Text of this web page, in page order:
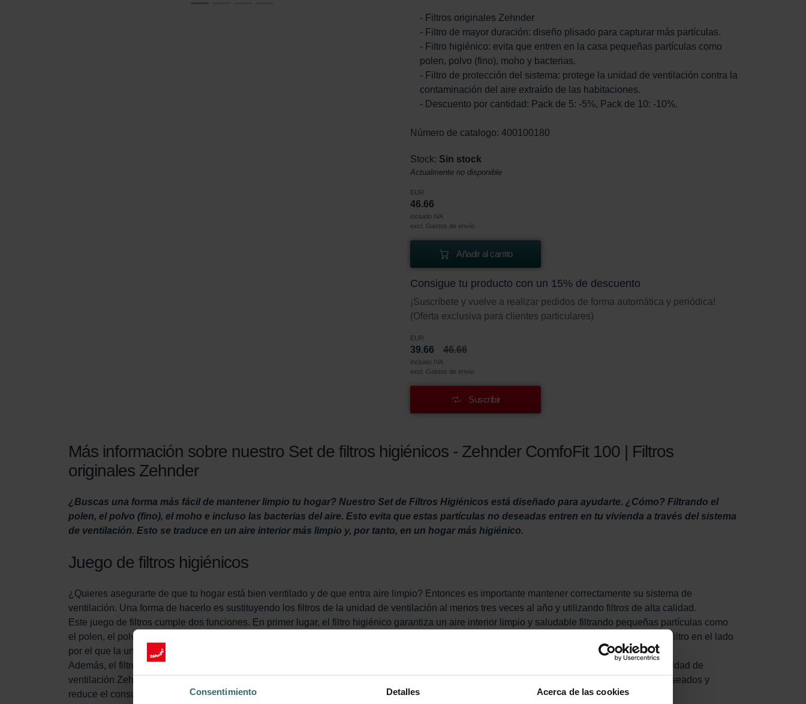
Consentimiento Detalles Acerca de las cookies
- Filtros originales Zehnder
- Filtro de mayor duración: diseño plisado para capturar más partículas.
- Filtro higiénico: evita que entren en la casa pequeñas partículas como
polen, polvo (fino), moho y bacterias.
- Filtro de protección del sistema: protege la unidad de ventilación contra la
contaminación del aire extraído de las habitaciones.
- Descuento por cantidad: Pack de 5: -5%, Pack de 10: -10%.
Número de catalogo: 400100180
Stock: Sin stock
Actualmente no disponible
EUR
46.66
incluido IVA
excl. Gastos de envío
Añadir al carrito
Consigue tu producto con un 15% de descuento
¡Suscríbete y vuelve a realizar pedidos de forma automática y periódica!
(Oferta exclusiva para clientes particulares)
EUR
39.66 46.66
incluido IVA
excl. Gastos de envío
Suscribir
Más información sobre nuestro Set de filtros higiénicos - Zehnder ComfoFit 100 | Filtros
originales Zehnder
¿Buscas una forma más fácil de mantener limpio tu hogar? Nuestro Set de Filtros Higiénicos está diseñado para ayudarte. ¿Cómo? Filtrando el
polen, el polvo (fino), el moho e incluso las bacterias del aire. Esto evita que estas partículas no deseadas entren en tu vivienda a través del sistema
de ventilación. Esto se traduce en un aire interior más limpio y, por tanto, en un hogar más higiénico.
Juego de filtros higiénicos
¿Quieres asegurarte de que tu hogar está bien ventilado y de que entra aire limpio? Entonces es importante mantener correctamente su sistema de
ventilación. Una forma de hacerlo es sustituyendo los filtros de la unidad de ventilación al menos tres veces al año y utilizando filtros de alta calidad.
Este juego de filtros cumple dos funciones. En primer lugar, el filtro higiénico garantiza un aire interior limpio y saludable filtrando pequeñas partículas como
el polen, el polvo (fino), el moho e incluso las bacterias del aire fresco exterior antes de que lleguen a tu viviendaa. Es importante instalar este filtro en el lado
por el que la unidad de ventilación aspira el aire fresco del exterior.
Además, el filtro de protección del sistema (incluido en este juego de filtros) evita que la suciedad del aire interior extraído se acumule en la unidad de
ventilación Zehnder ComfoFit 100. Esto prolonga la vida útil de la unidad de ventilación y del propio sistema, a la vez que evita los ruidos indeseados y
reduce el consumo de energía.